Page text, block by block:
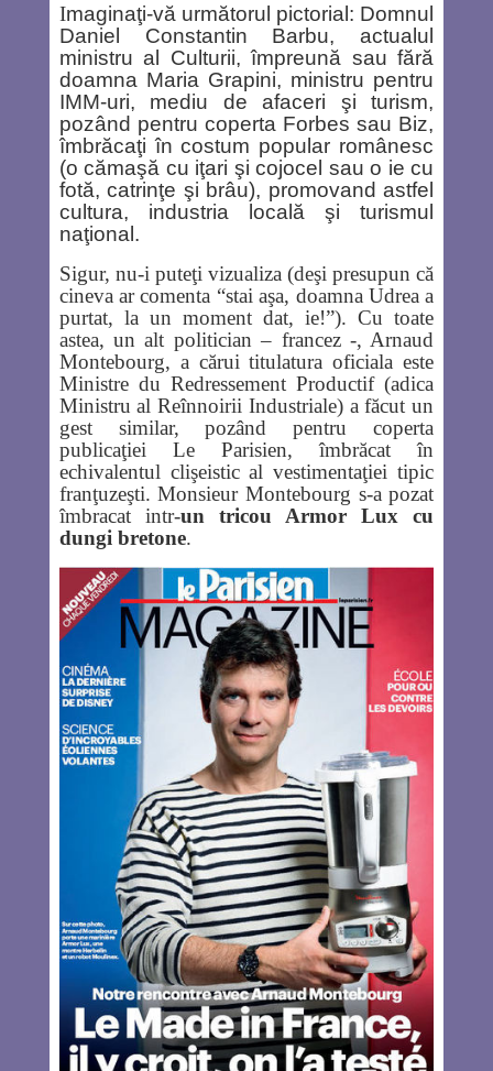
Imaginaţi-vă următorul pictorial: Domnul
Daniel Constantin Barbu, actualul
ministru al Culturii, împreună sau fără
doamna Maria Grapini, ministru pentru
IMM-uri, mediu de afaceri şi turism,
pozând pentru coperta Forbes sau Biz,
îmbrăcaţi în costum popular românesc
(o cămaşă cu iţari şi cojocel sau o ie cu
fotă, catrinţe şi brâu), promovand astfel
cultura, industria locală şi turismul
naţional.
Sigur, nu-i puteţi vizualiza (deşi presupun că
cineva ar comenta “stai aşa, doamna Udrea a
purtat, la un moment dat, ie!”). Cu toate
astea, un alt politician – francez -, Arnaud
Montebourg, a cărui titulatura oficiala este
Ministre du Redressement Productif (adica
Ministru al Reînnoirii Industriale) a făcut un
gest similar, pozând pentru coperta
publicaţiei Le Parisien, îmbrăcat în
echivalentul clişeistic al vestimentaţiei tipic
franţuzeşti. Monsieur Montebourg s-a pozat
îmbracat intr-un tricou Armor Lux cu
dungi bretone.